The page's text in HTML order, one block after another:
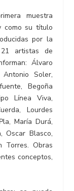
muestra
como su título
por la
artistas de
Álvaro
Soler,
Begoña
Línea Viva,
Lourdes
María Durá,
Oscar Blasco,
Torres. Obras
conceptos,